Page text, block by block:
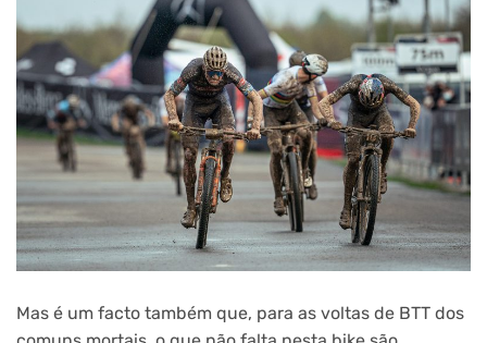
Mas é um facto também que, para as voltas de BTT dos